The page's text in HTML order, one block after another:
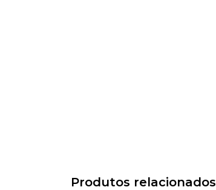
Produtos relacionados